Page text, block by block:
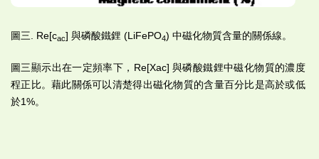
圖三. Re[cac] 與磷酸鐵鋰 (LiFePO4) 中磁化物質含量的關係線。
圖三顯示出在一定頻率下，Re[Xac] 與磷酸鐵鋰中磁化物質的濃度
程正比。藉此關係可以清楚得出磁化物質的含量百分比是高於或低
於1%。